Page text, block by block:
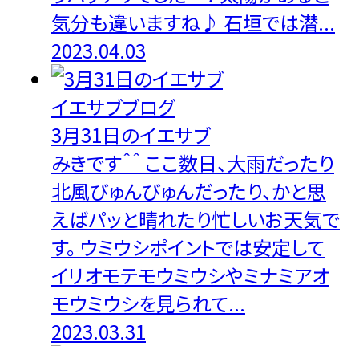
気分も違いますね♪ 石垣では潜...
2023.04.03
イエサブブログ
3月31日のイエサブ
みきです＾＾ ここ数日、大雨だったり
北風びゅんびゅんだったり、かと思
えばパッと晴れたり忙しいお天気で
す。 ウミウシポイントでは安定して
イリオモテモウミウシやミナミアオ
モウミウシを見られて...
2023.03.31